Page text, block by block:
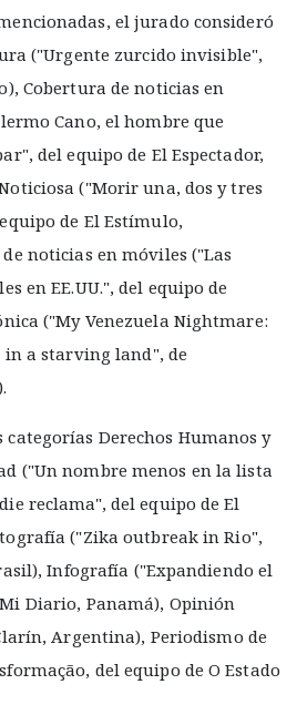
el jurado consideró
("Urgente zurcido invisible",
Cobertura de noticias en
Cano, el hombre que
del equipo de El Espectador,
("Morir una, dos y tres
de El Estímulo,
noticias en móviles ("Las
en EE.UU.", del equipo de
("My Venezuela Nightmare:
a starving land", de
Derechos Humanos y
("Un nombre menos en la lista
reclama", del equipo de El
("Zika outbreak in Rio",
Infografía ("Expandiendo el
Diario, Panamá), Opinión
Argentina), Periodismo de
del equipo de O Estado